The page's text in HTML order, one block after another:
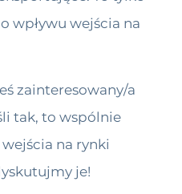
wpływu wejścia na
zainteresowany/a
tak, to wspólnie
na rynki
je!